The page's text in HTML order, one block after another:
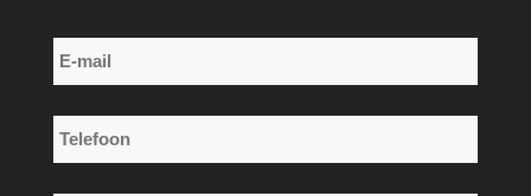
E-
mail
*
Telefoon
*